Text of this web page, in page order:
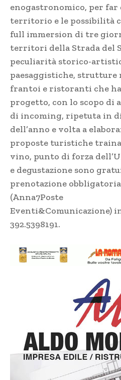
enogastronomico, per
territorio e le possibilità
full immersion di tre
territori della Strada del
peculiarità storico-
paesaggistiche,
frantoi e ristoranti che
progetto, con lo scopo di
di incoming, ripetuta in
dell’anno e volta a
proposte turistiche
vino, punto di forza
e degustazione sono
prenotazione
(Anna7Poste
Eventi&Comunicazione)
392.5398191.